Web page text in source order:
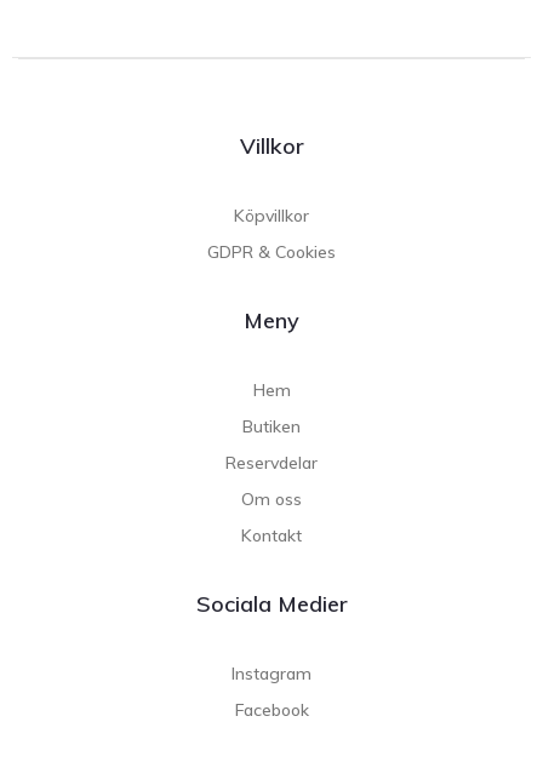
Villkor
Köpvillkor
GDPR & Cookies
Meny
Hem
Butiken
Reservdelar
Om oss
Kontakt
Sociala Medier
Instagram
Facebook